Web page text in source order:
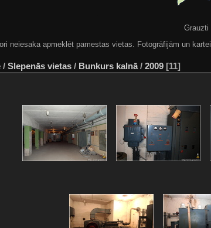
Grauzti
neiesaka apmeklēt pamestas vietas. Fotogrāfijām un
/ Slepenās vietas / Bunkurs kalnā/ 2009 11